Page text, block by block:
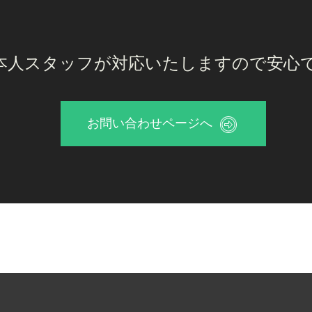
人スタッフが対応いたしますので安心
お問い合わせページへ